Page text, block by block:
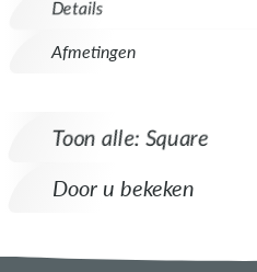
Details
Afmetingen
Toon alle: Square
Door u bekeken